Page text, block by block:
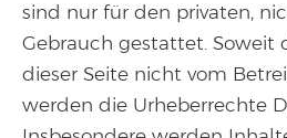
sind nur für den privaten,
Gebrauch gestattet. Soweit
dieser Seite nicht vom
werden die Urheberrechte